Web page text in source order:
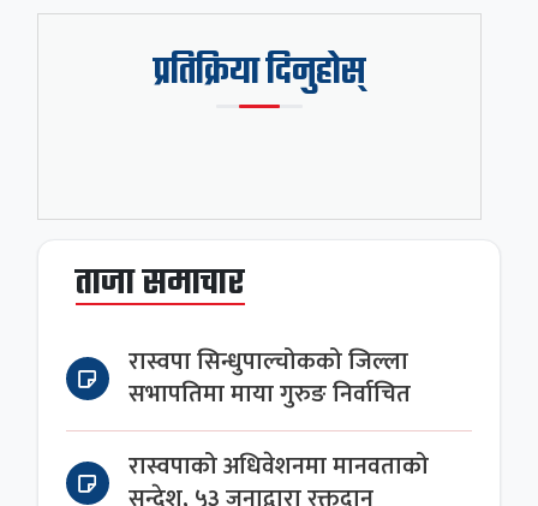
प्रतिक्रिया दिनुहोस्
ताजा समाचार
रास्वपा सिन्धुपाल्चोकको जिल्ला
सभापतिमा माया गुरुङ निर्वाचित
रास्वपाको अधिवेशनमा मानवताको